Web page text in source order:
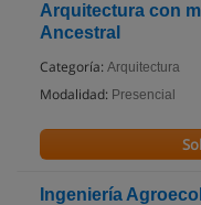
Arquitectura con
Ancestral
Categoría: Arquitectura
Modalidad: Presencial
Ingeniería